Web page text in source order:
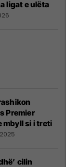
ligat e ulëta
Premier
mbyll si i treti
cilin